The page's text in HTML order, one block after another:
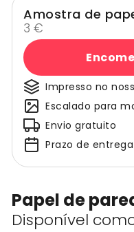
Papel de
Disponível
Amostra de
3 €
Impresso no
Escalado para
Envio gratuito
Prazo de